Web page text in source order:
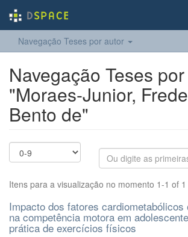
Navegação Teses por autor
Navegação Teses
"Moraes-Junior,
Bento de"
Itens para a visualização no momento 1-1 of 1
Impacto dos fatores
na competência motora em
prática de exercícios físicos